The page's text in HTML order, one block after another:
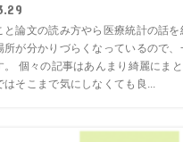
と論文の読み方やら医療統計の話
所が分かりづらくなっているので、
。 個々の記事はあんまり綺麗にま
はそこまで気にしなくても良...